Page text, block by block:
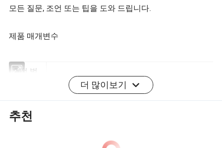
모든 질문, 조언 또는 팁을 도와 드립니다.
제품 매개변수
위
40 ~ 50C
재질
더 많이보기
추천